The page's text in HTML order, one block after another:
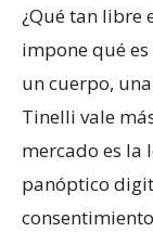
¿Qué tan libre
impone qué
un cuerpo,
Tinelli vale
mercado es la
panóptico